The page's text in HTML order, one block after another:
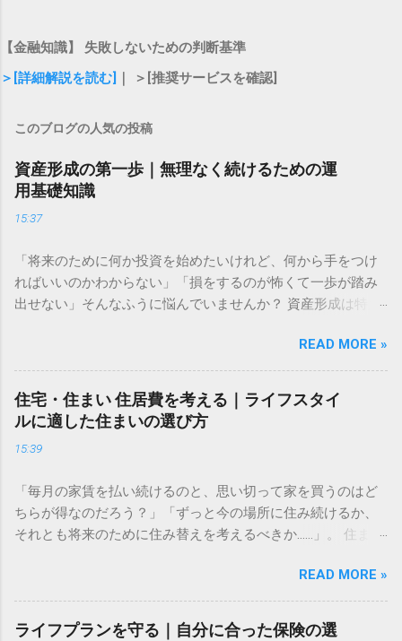
【金融知識】 失敗しないための判断基準
＞[詳細解説を読む]
｜ ＞[推奨サービスを確認]
このブログの人気の投稿
資産形成の第一歩｜無理なく続けるための運
用基礎知識
15:37
「将来のために何か投資を始めたいけれど、何から手をつけ
ればいいのかわからない」「損をするのが怖くて一歩が踏み
出せない」そんなふうに悩んでいませんか？ 資産形成は特別
組みを正しく理解し、自分に合ったペースで長く続けること
です。この記事では、資産形成をこれから始める方に向け
た、失敗しないための基礎知識と、無理なく続けるための考
え方をわかりやすく解説します。 資産運用はなぜ必要なのか
多くの人が「預金だけで十分ではないの？」と考えがちです
が、現代において資産運用は、豊かな生活を送るための「守
計画 資産形成の目的は、単に「お金を増やすこと」だけでは
ありません。真の目的は、ライフイベント（結婚、住宅購
入、教育、老後など）に必要な資金を確保し、人生の選択肢
の価値は目減りします。預金だけで資産を管理していると、
インフレリスクによって将来の購買力が低下してしまう可能
性があるのです。まずは「何のために、いつまでに、いくら
READ MORE »
住宅・住まい 住居費を考える｜ライフスタイ
ルに適した住まいの選び方
15:39
「毎月の家賃を払い続けるのと、思い切って家を買うのはど
ちらが得なのだろう？」「ずっと今の場所に住み続けるか、
それとも将来のために住み替えを考えるべきか……」。 住まい
毎月の固定費として家計に大きく影響するからこそ、慎重に
判断したいものですよね。しかし、周囲の意見や世間の常識
に振り回されてしまうと、自分にとって最適な選択を見失っ
READ MORE »
ライフプランを守る｜自分に合った保険の選